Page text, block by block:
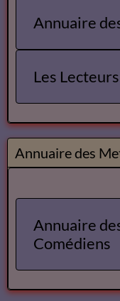
Annuaire
Les
Annuaire des
Annuaire
Comédiens